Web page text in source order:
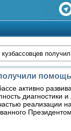
активно
реализации